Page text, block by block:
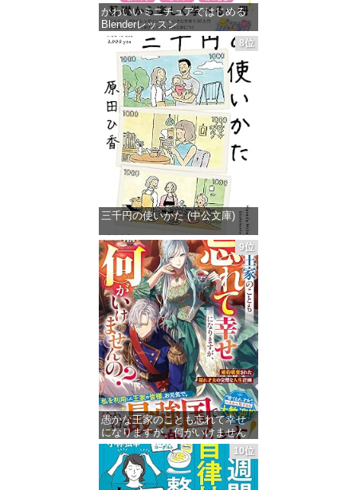
かわいいミニチュアではじめる
Blenderレッスン
価格：¥499
8位
三千円の使いかた (中公文庫)
価格：¥862
9位
愚かな王家のことも忘れて幸せ
になりますが、何がいけません
の？～婚約破棄された隠れ才女
の完璧な人生計画～【電子限定
SS付き】 (ベリーズファンタジ
ー)
10位